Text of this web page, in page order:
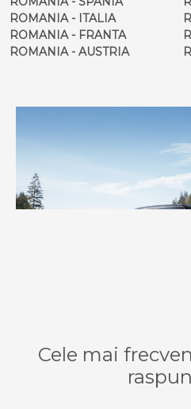
ROMANIA - ITALIA
ROMANIA - FRANTA
ROMANIA - AUSTRIA
Cele mai